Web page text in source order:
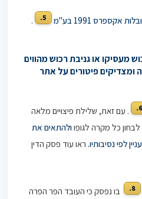
אקספרס 1991 בע"מ 5.
.
מעסיקו או גניבת רכוש מהווים
ומצדיקים פיטורים על אתר
6.
. עם זאת, שלילת פיצויים מלאה
לבחון כל מקרה לגופוולהתאים את
לפי נסיבותיו. ראו עוד פסק הדין
8.
בו נפסק כי העובד הפר הפרה